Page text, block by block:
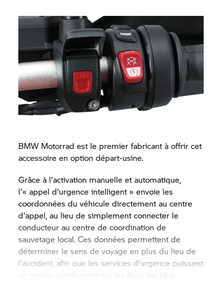
BMW Motorrad est le premier fabricant à offrir cet
accessoire en option départ-usine.
Grâce à l'activation manuelle et automatique,
l'« appel d'urgence intelligent » envoie les
coordonnées du véhicule directement au centre
d'appel, au lieu de simplement connecter le
conducteur au centre de coordination de
sauvetage local. Ces données permettent de
déterminer le sens de voyage en plus du lieu de
l'accident, afin que les services d'urgence puissent
se rendre rapidement sur les lieux les plus